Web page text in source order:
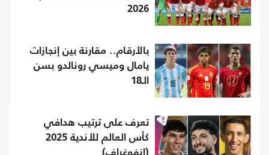
2026
بالأرقام.. مقارنة بين إنجازات
يامال وميسي رونالدو بسن
الـ18
تعرف على ترتيب هدافي
كأس العالم للأندية 2025
(إنفوغراف)